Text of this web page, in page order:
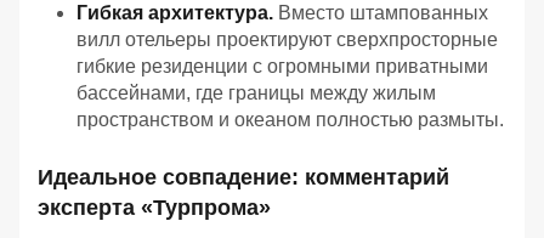
Гибкая архитектура. Вместо штампованных
вилл отельеры проектируют сверхпросторные
гибкие резиденции с огромными приватными
бассейнами, где границы между жилым
пространством и океаном полностью размыты.
Идеальное совпадение: комментарий
эксперта «Турпрома»